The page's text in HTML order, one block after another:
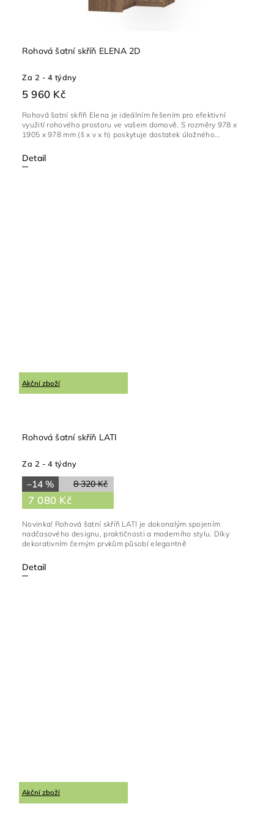
Rohová šatní skříň ELENA 2D
Za 2 - 4 týdny
5 960 Kč
Detail
Rohová šatní skříň Elena je ideálním řešením pro efektivní
využití rohového prostoru ve vašem domově. S rozměry 978 x
1905 x 978 mm (š x v x h) poskytuje dostatek úložného...
Akční zboží
Rohová šatní skříň LATI
Za 2 - 4 týdny
8 320 Kč
–14 %
7 080 Kč
Detail
Novinka! Rohová šatní skříň LATI je dokonalým spojením
nadčasového designu, praktičnosti a moderního stylu. Díky
dekorativním černým prvkům působí elegantně
Akční zboží